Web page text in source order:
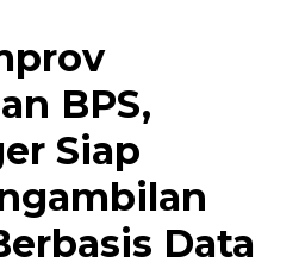
BPS,
Siap
Data